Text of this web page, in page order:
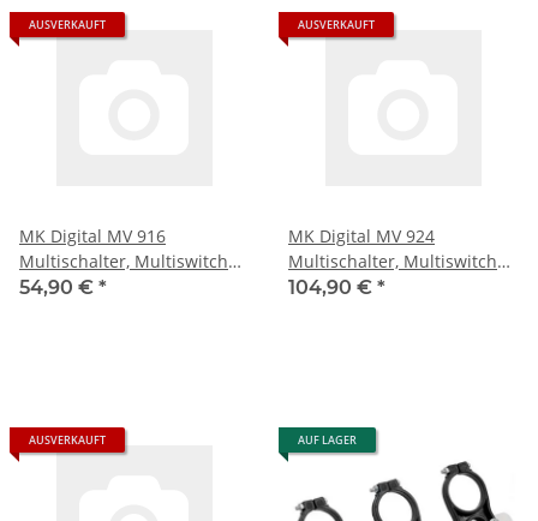
AUSVERKAUFT
MK Digital MV 916
Multischalter, Multiswitch
SAT Verteiler 9 auf 16
54,90 € *
AUSVERKAUFT
MK Digital MV 924
Multischalter, Multiswitch
SAT Verteiler 9 auf 24
104,90 € *
AUSVERKAUFT AUF LAGER